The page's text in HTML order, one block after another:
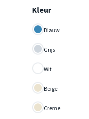
Kleur
Blauw
Grijs
Wit
Beige
Creme